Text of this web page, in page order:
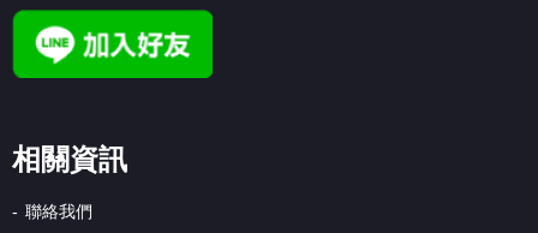
相關資訊
聯絡我們